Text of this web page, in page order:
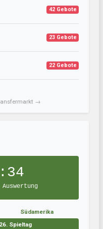
42 Gebote
23 Gebote
22 Gebote
→
Südamerika
26. Spieltag